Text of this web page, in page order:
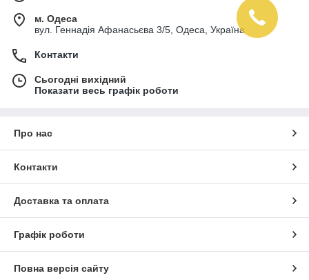
м. Одеса
вул. Геннадія Афанасьєва 3/5, Одеса, Україна
Контакти
Сьогодні вихідний
Показати весь графік роботи
Про нас
Контакти
Доставка та оплата
Графік роботи
Повна версія сайту